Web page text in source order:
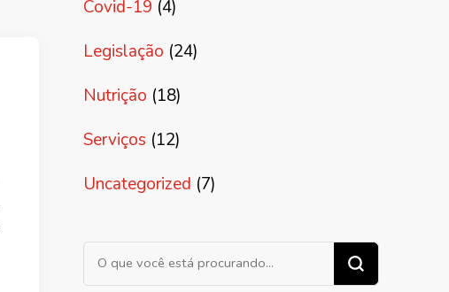
Covid-19 (4)
Legislação (24)
Nutrição (18)
Serviços (12)
Uncategorized (7)
Procurando algo?